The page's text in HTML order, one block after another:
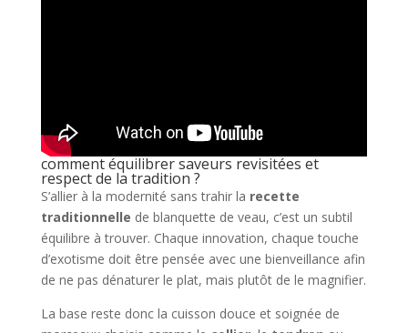
comment équilibrer saveurs revisitées et
respect de la tradition ?
S’allier à la modernité sans trahir la recette
traditionnelle de blanquette de veau, c’est un subtil
équilibre à trouver. Chaque innovation, chaque touche
d’exotisme doit être pensée avec une bienveillance afin
de ne pas dénaturer le plat, mais plutôt de le magnifier.
La base reste donc la cuisson douce et soignée de